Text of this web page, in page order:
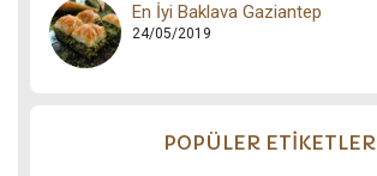
En İyi Baklava Gaziantep
24/05/2019
POPÜLER ETİKETLER